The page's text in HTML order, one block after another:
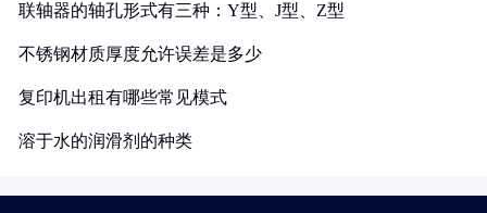
联轴器的轴孔形式有三种：Y型、J型、Z型
不锈钢材质厚度允许误差是多少
复印机出租有哪些常见模式
溶于水的润滑剂的种类